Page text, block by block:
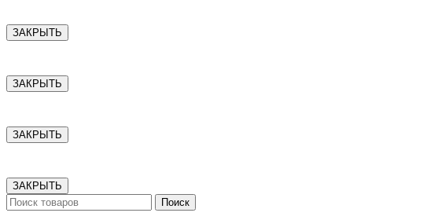
ЗАКРЫТЬ
ЗАКРЫТЬ
ЗАКРЫТЬ
ЗАКРЫТЬ
Поиск